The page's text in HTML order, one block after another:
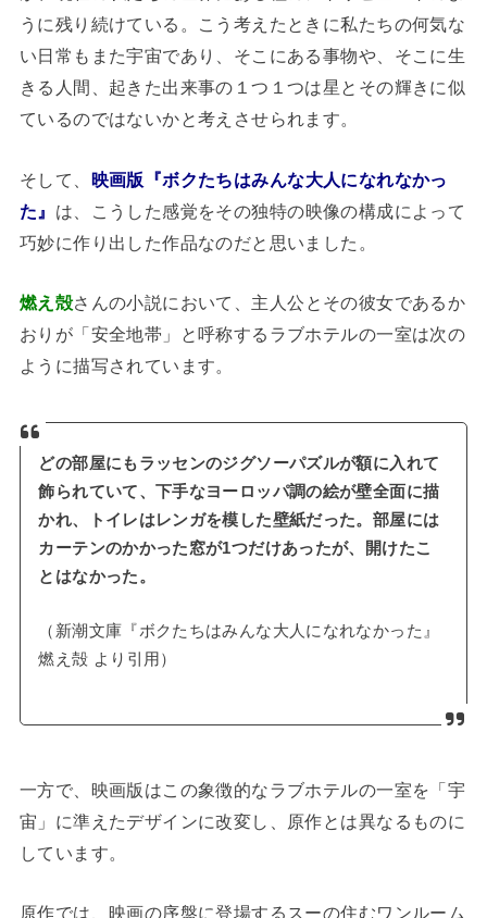
うに残り続けている。こう考えたときに私たちの何気な
い日常もまた宇宙であり、そこにある事物や、そこに生
きる人間、起きた出来事の１つ１つは星とその輝きに似
ているのではないかと考えさせられます。
そして、 映画版『ボクたちはみんな大人になれなかっ
た』 は、こうした感覚をその独特の映像の構成によって
巧妙に作り出した作品なのだと思いました。
燃え殻さんの小説において、主人公とその彼女であるか
おりが「安全地帯」と呼称するラブホテルの一室は次の
ように描写されています。
どの部屋にもラッセンのジグソーパズルが額に入れて
飾られていて、下手なヨーロッパ調の絵が壁全面に描
かれ、トイレはレンガを模した壁紙だった。部屋には
カーテンのかかった窓が1つだけあったが、開けたこ
とはなかった。
（新潮文庫『ボクたちはみんな大人になれなかった』
燃え殻 より引用）
一方で、映画版はこの象徴的なラブホテルの一室を「宇
宙」に準えたデザインに改変し、原作とは異なるものに
しています。
原作では、映画の序盤に登場するスーの住むワンルーム